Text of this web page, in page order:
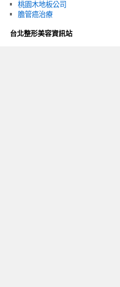
桃園木地板公司
膽管癌治療
台北整形美容資訊站